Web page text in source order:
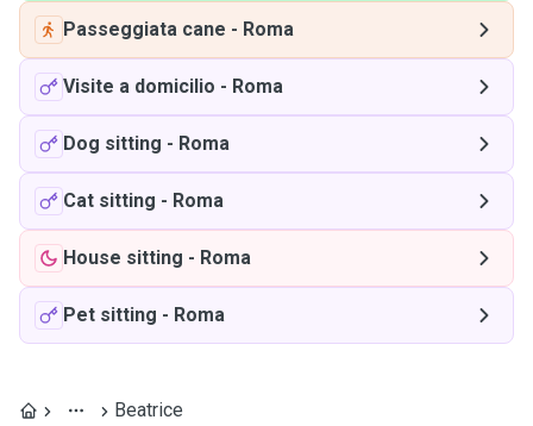
Passeggiata cane - Roma
Visite a domicilio - Roma
Dog sitting - Roma
Cat sitting - Roma
House sitting - Roma
Pet sitting - Roma
Beatrice